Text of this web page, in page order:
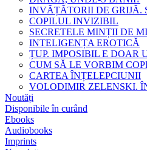
INVĂȚĂTORII DE GRIJĂ.
COPILUL INVIZIBIL
SECRETELE MINȚII DE
INTELIGENȚA EROTICĂ
ȚUP. IMPOSIBIL E DOAR
CUM SĂ LE VORBIM
CARTEA ÎNȚELEPCIUNII
VOLODIMIR ZELENSKI.
Noutăți
Disponibile în curând
Ebooks
Audiobooks
Imprints